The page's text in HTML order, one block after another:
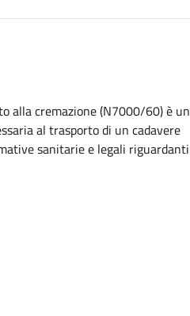
alla cremazione (N7000/60) è un
al trasporto di un cadavere
sanitarie e legali riguardanti